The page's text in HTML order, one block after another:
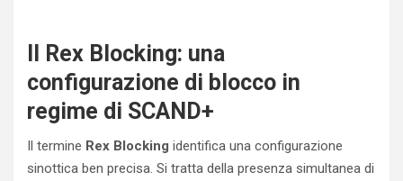
Il Rex Blocking: una
configurazione di blocco in
regime di SCAND+
Il termine Rex Blocking identifica una configurazione
sinottica ben precisa. Si tratta della presenza simultanea di